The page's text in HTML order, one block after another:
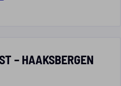
– HAAKSBERGEN